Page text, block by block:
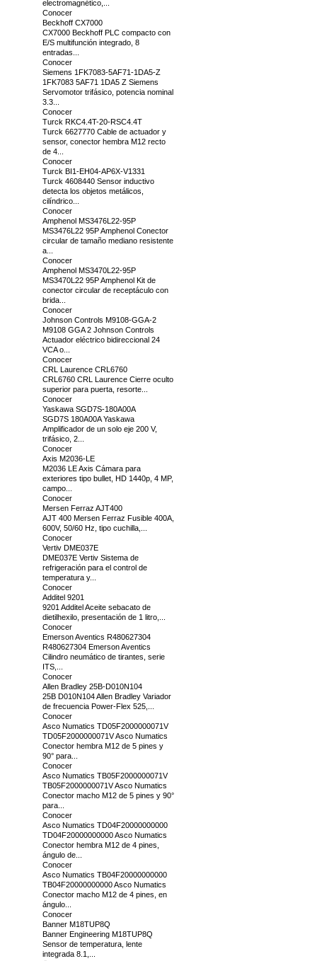
electromagnético,...
Conocer
Beckhoff CX7000
CX7000 Beckhoff PLC compacto con
E/S multifunción integrado, 8
entradas...
Conocer
Siemens 1FK7083-5AF71-1DA5-Z
1FK7083 5AF71 1DA5 Z Siemens
Servomotor trifásico, potencia nominal
3.3...
Conocer
Turck RKC4.4T-20-RSC4.4T
Turck 6627770 Cable de actuador y
sensor, conector hembra M12 recto
de 4...
Conocer
Turck BI1-EH04-AP6X-V1331
Turck 4608440 Sensor inductivo
detecta los objetos metálicos,
cilíndrico...
Conocer
Amphenol MS3476L22-95P
MS3476L22 95P Amphenol Conector
circular de tamaño mediano resistente
a...
Conocer
Amphenol MS3470L22-95P
MS3470L22 95P Amphenol Kit de
conector circular de receptáculo con
brida...
Conocer
Johnson Controls M9108-GGA-2
M9108 GGA 2 Johnson Controls
Actuador eléctrico bidireccional 24
VCA o...
Conocer
CRL Laurence CRL6760
CRL6760 CRL Laurence Cierre oculto
superior para puerta, resorte...
Conocer
Yaskawa SGD7S-180A00A
SGD7S 180A00A Yaskawa
Amplificador de un solo eje 200 V,
trifásico, 2...
Conocer
Axis M2036-LE
M2036 LE Axis Cámara para
exteriores tipo bullet, HD 1440p, 4 MP,
campo...
Conocer
Mersen Ferraz AJT400
AJT 400 Mersen Ferraz Fusible 400A,
600V, 50/60 Hz, tipo cuchilla,...
Conocer
Vertiv DME037E
DME037E Vertiv Sistema de
refrigeración para el control de
temperatura y...
Conocer
Additel 9201
9201 Additel Aceite sebacato de
dietilhexilo, presentación de 1 litro,...
Conocer
Emerson Aventics R480627304
R480627304 Emerson Aventics
Cilindro neumático de tirantes, serie
ITS,...
Conocer
Allen Bradley 25B-D010N104
25B D010N104 Allen Bradley Variador
de frecuencia Power-Flex 525,...
Conocer
Asco Numatics TD05F2000000071V
TD05F2000000071V Asco Numatics
Conector hembra M12 de 5 pines y
90° para...
Conocer
Asco Numatics TB05F2000000071V
TB05F2000000071V Asco Numatics
Conector macho M12 de 5 pines y 90°
para...
Conocer
Asco Numatics TD04F20000000000
TD04F20000000000 Asco Numatics
Conector hembra M12 de 4 pines,
ángulo de...
Conocer
Asco Numatics TB04F20000000000
TB04F20000000000 Asco Numatics
Conector macho M12 de 4 pines, en
ángulo...
Conocer
Banner M18TUP8Q
Banner Engineering M18TUP8Q
Sensor de temperatura, lente
integrada 8.1,...